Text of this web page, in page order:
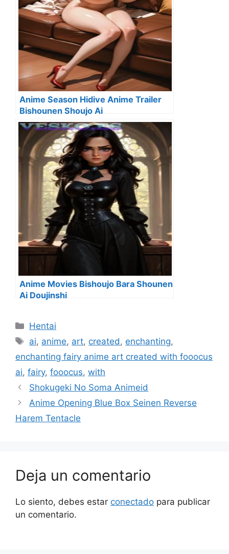
Anime Season Hidive Anime Trailer
Bishounen Shoujo Ai
Anime Movies Bishoujo Bara Shounen
Ai Doujinshi
Categorías
Hentai
Etiquetas
ai, anime, art, created , enchanting,
enchanting fairy anime art created with fooocus
ai, fairy, fooocus, with
Shokugeki No Soma Animeid
Anime Opening Blue Box Seinen Reverse
Harem Tentacle
Deja un comentario
Lo siento, debes estar conectado para publicar
un comentario.